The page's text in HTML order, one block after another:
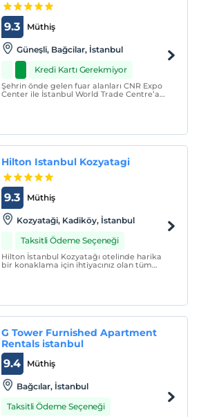
Müthiş
9.3
Güneşli, Bağcilar, İstanbul
Kredi Kartı Gerekmiyor
Şehrin önde gelen fuar alanları CNR Expo
Center ile İstanbul World Trade Centre’a
arasında ön plana çıkm
Hilton Istanbul Kozyatagi
Müthiş
9.3
Kozyataği, Kadiköy, İstanbul
Taksitli Ödeme Seçeneği
Hilton İstanbul Kozyatağı otelinde harika
bir konaklama için ihtiyacınız olan tüm
G Tower Furnished Apartment
Rentals istanbul
Müthiş
9.4
Bağcılar, İstanbul
Taksitli Ödeme Seçeneği